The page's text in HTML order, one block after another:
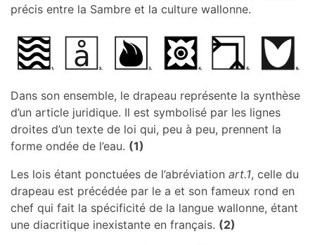
précis entre la Sambre et la culture wallonne.
Dans son ensemble, le drapeau représente la synthèse
d’un article juridique. Il est symbolisé par les lignes
droites d’un texte de loi qui, peu à peu, prennent la
forme ondée de l’eau. (1)
Les lois étant ponctuées de l’abréviation art.1, celle du
drapeau est précédée par le a et son fameux rond en
chef qui fait la spécificité de la langue wallonne, étant
une diacritique inexistante en français. (2)